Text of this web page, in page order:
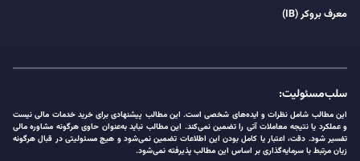
معرف بروکر (IB)
سلب‌مسئولیت:
این مطالب شامل نظرات و ایده‌های شخصی است. این مطالب پیشنهادی برای خرید خدمات مالی نیست
و عملکرد یا نتیجه معاملات آتی را تضمین نمی‌کند. این مطالب نباید به‌عنوان حاوی هرگونه مشاوره مالی
تفسیر شود. دقت، اعتبار یا کامل بودن این اطلاعات تضمین نمی‌شود و هیچ مسئولیتی در قبال هرگونه
زیان مرتبط با سرمایه‌گذاری بر اساس این مطالب پذیرفته نمی‌شود.